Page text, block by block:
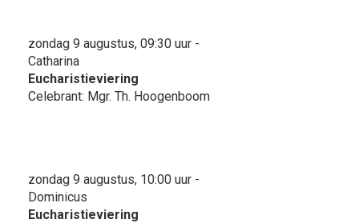
zondag 9 augustus, 09:30 uur -
Catharina
Eucharistieviering
Celebrant: Mgr. Th. Hoogenboom
zondag 9 augustus, 10:00 uur -
Dominicus
Eucharistieviering